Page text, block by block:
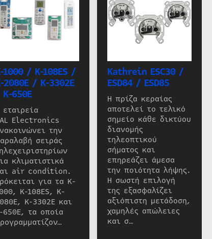
1000 / K-108ES /
2080E / K-3302E
650E
εταιρεία
Electronics
την
σειράς
κλιματιστικά
air condition.
για τα K-
K-108ES, K-
K-3302E και
650E, τα οποία
Kathrein ESC30 /
ESD84 / ESD85
Η πρίζα κεραίας
αποτελεί το τελικό
σημείο κάθε δικτύου
διανομής
τηλεοπτικού
σήματος και
επηρεάζει άμεσα
την ποιότητα λήψης.
Η σωστή επιλογή
της εξασφαλίζει
αξιόπιστη μετάδοση,
χαμηλές απώλειες
και σ…